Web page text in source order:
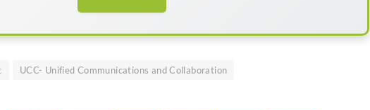
UCC- Unified Communications and Collaboration